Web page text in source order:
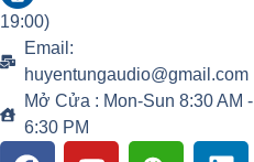
19:00)
Email:
huyentungaudio@gmail.com
Mở Cửa : Mon-Sun 8:30 AM -
6:30 PM